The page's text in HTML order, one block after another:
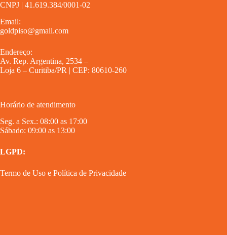
CNPJ | 41.619.384/0001-02
Email:
goldpiso@gmail.com
Endereço:
Av. Rep. Argentina, 2534 –
Loja 6 – Curitiba/PR | CEP: 80610-260
Horário de atendimento
Seg. a Sex.: 08:00 as 17:00
Sábado: 09:00 as 13:00
LGPD:
Termo de Uso e Política de Privacidade